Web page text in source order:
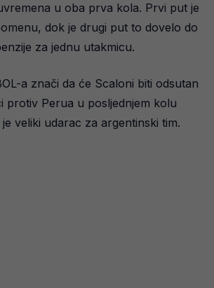
u oba prva kola. Prvi put je
dok je drugi put to dovelo do
za jednu utakmicu.
a znači da će Scaloni biti odsutan
protiv Perua u posljednjem kolu
veliki udarac za argentinski tim.